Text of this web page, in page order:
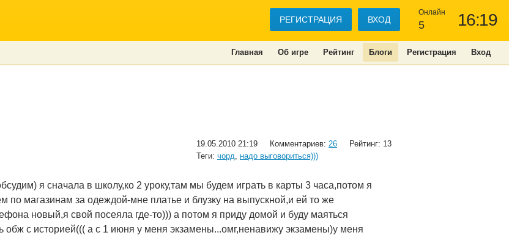
16:19
Онлайн
5
РЕГИСТРАЦИЯ ВХОД
Главная Об игре Рейтинг Блоги Регистрация Вход
19.05.2010 21:19 Комментариев: 26
Рейтинг: 13
Теги: чорд, надо выговориться)))
я сначала в школу,ко 2 уроку,там мы будем играть в карты 3 часа,потом я
по магазинам за одеждой-мне платье и блузку на выпускной,и ей то же
новый,я свой посеяла где-то))) а потом я приду домой и буду маяться
обж с историей((( а с 1 июня у меня экзамены...омг,ненавижу экзамены)у меня